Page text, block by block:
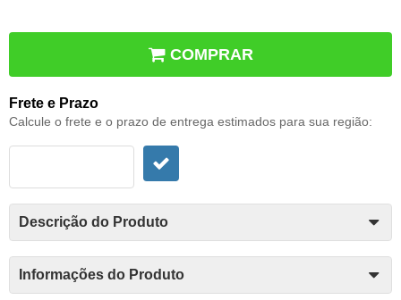
COMPRAR
Frete e Prazo
Calcule o frete e o prazo de entrega estimados para sua região:
Descrição do Produto
Informações do Produto